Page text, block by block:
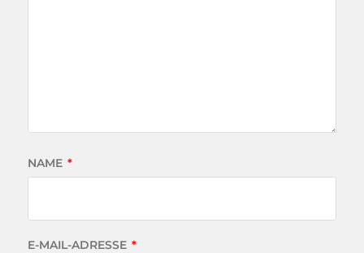
NAME *
E-MAIL-ADRESSE *